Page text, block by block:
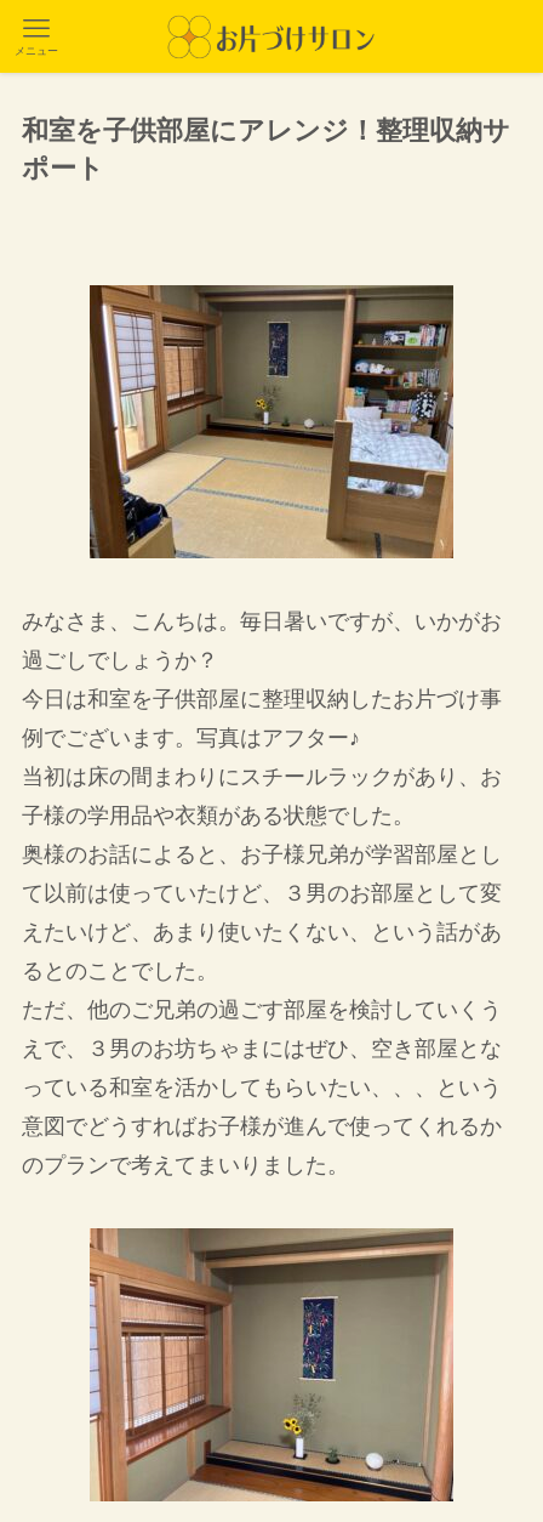
メニュー
和室を子供部屋にアレンジ！整理収納サ
ポート
みなさま、こんちは。毎日暑いですが、いかがお
過ごしでしょうか？
今日は和室を子供部屋に整理収納したお片づけ事
例でございます。写真はアフター♪
当初は床の間まわりにスチールラックがあり、お
子様の学用品や衣類がある状態でした。
奥様のお話によると、お子様兄弟が学習部屋とし
て以前は使っていたけど、３男のお部屋として変
えたいけど、あまり使いたくない、という話があ
るとのことでした。
ただ、他のご兄弟の過ごす部屋を検討していくう
えで、３男のお坊ちゃまにはぜひ、空き部屋とな
っている和室を活かしてもらいたい、、、という
意図でどうすればお子様が進んで使ってくれるか
のプランで考えてまいりました。